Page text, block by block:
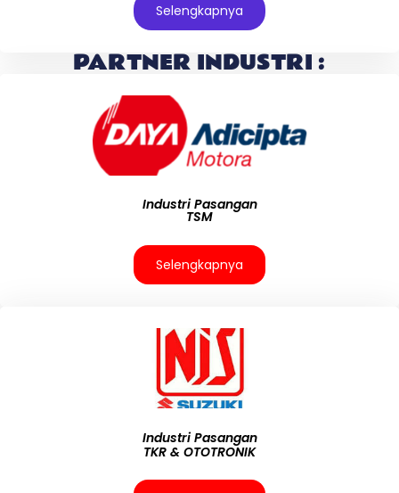
Selengkapnya
PARTNER INDUSTRI :
Industri Pasangan
TSM
Selengkapnya
Industri Pasangan
TKR & OTOTRONIK